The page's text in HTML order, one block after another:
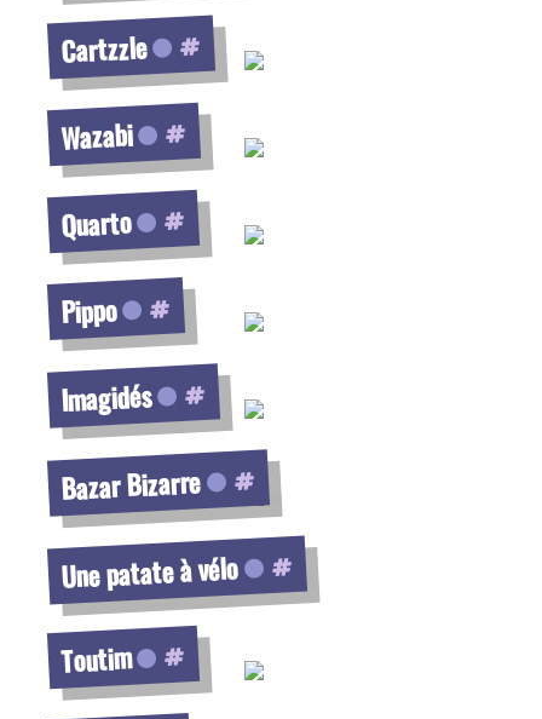
Cartzzle
Wazabi
Quarto
Pippo
Imagidés
Bazar Bizarre
Une patate à vélo
Toutim
Voir la fiche
Voir la fiche